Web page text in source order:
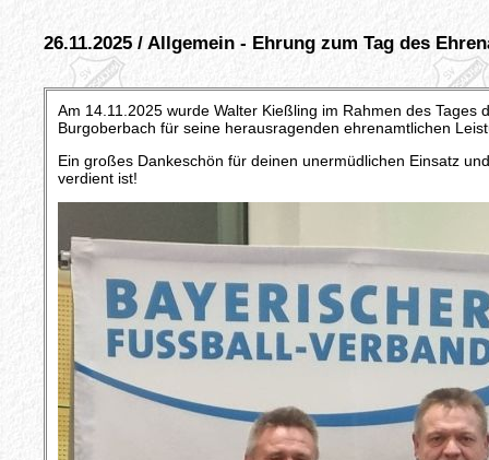
26.11.2025 / Allgemein - Ehrung zum Tag des
Am 14.11.2025 wurde Walter Kießling im Rahmen des
Burgoberbach für seine herausragenden ehrenamtlichen
Ein großes Dankeschön für deinen unermüdlichen Einsatz
verdient ist!